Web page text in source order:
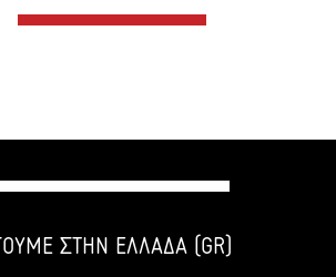
(GR) ΠΑΡΑΓΟΥΜΕ ΣΤΗΝ ΕΛΛΑΔΑ